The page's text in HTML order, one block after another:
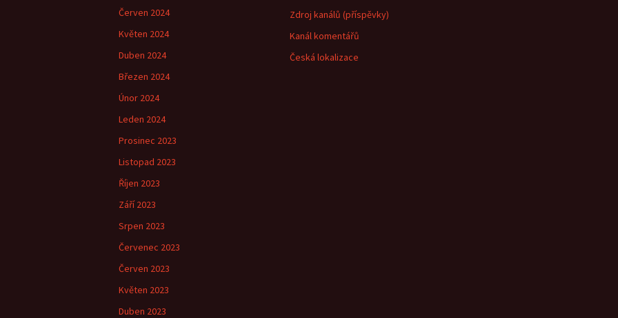
Červen 2024
Květen 2024
Duben 2024
Březen 2024
Únor 2024
Leden 2024
Prosinec 2023
Listopad 2023
Říjen 2023
Září 2023
Srpen 2023
Červenec 2023
Červen 2023
Květen 2023
Duben 2023
Zdroj kanálů (příspěvky)
Kanál komentářů
Česká lokalizace